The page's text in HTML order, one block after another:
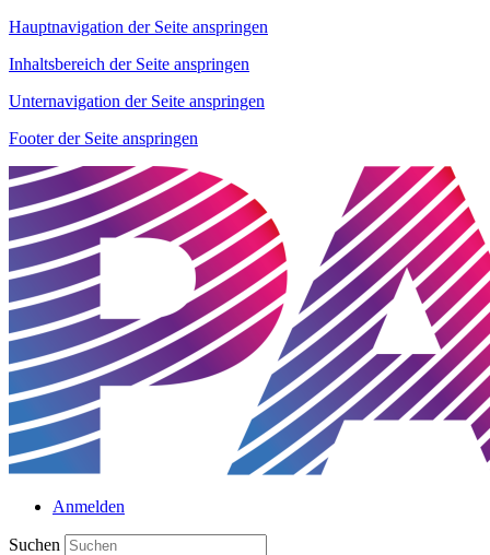
Hauptnavigation der Seite anspringen
Inhaltsbereich der Seite anspringen
Unternavigation der Seite anspringen
Footer der Seite anspringen
Anmelden
Suchen